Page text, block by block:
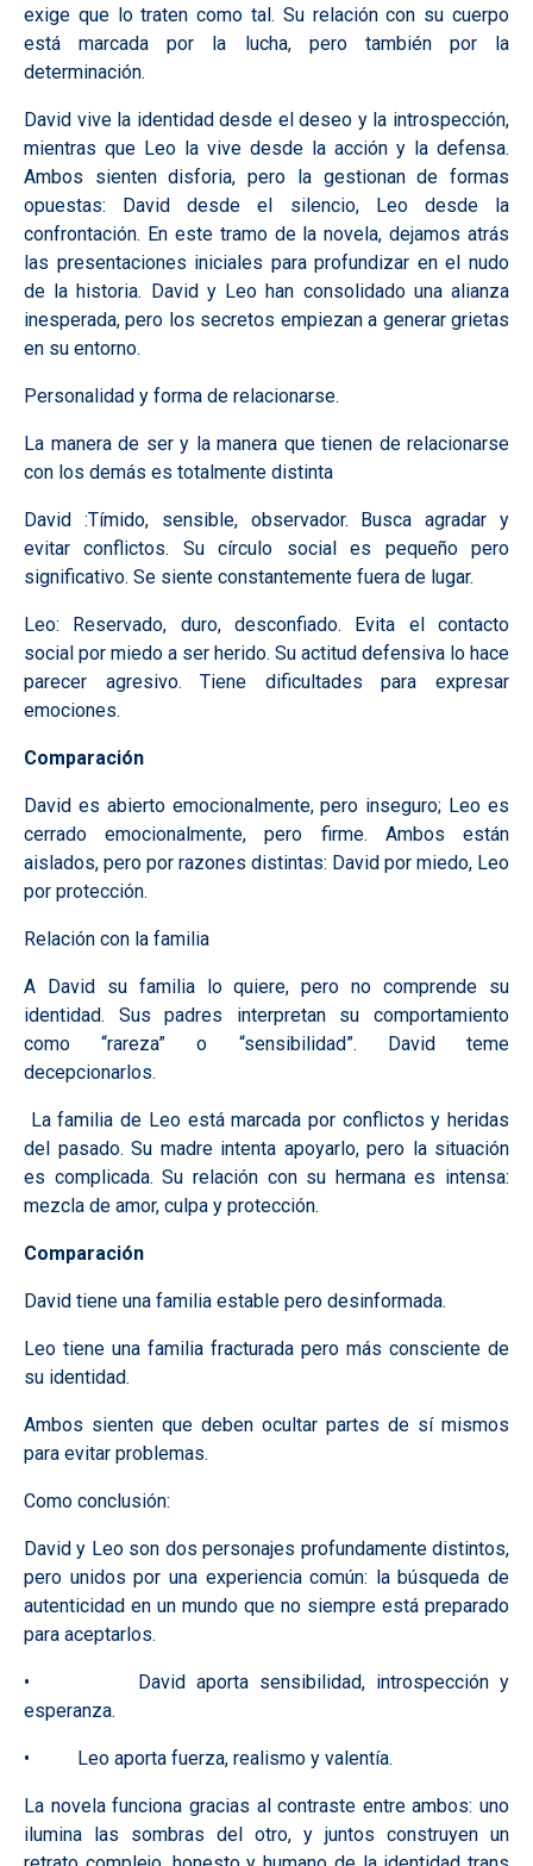
exige que lo traten como tal. Su relación con su cuerpo
está marcada por la lucha, pero también por la
determinación.
David vive la identidad desde el deseo y la introspección,
mientras que Leo la vive desde la acción y la defensa.
Ambos sienten disforia, pero la gestionan de formas
opuestas: David desde el silencio, Leo desde la
confrontación. En este tramo de la novela, dejamos atrás
las presentaciones iniciales para profundizar en el nudo
de la historia. David y Leo han consolidado una alianza
inesperada, pero los secretos empiezan a generar grietas
en su entorno.
Personalidad y forma de relacionarse.
La manera de ser y la manera que tienen de relacionarse
con los demás es totalmente distinta
David :Tímido, sensible, observador. Busca agradar y
evitar conflictos. Su círculo social es pequeño pero
significativo. Se siente constantemente fuera de lugar.
Leo: Reservado, duro, desconfiado. Evita el contacto
social por miedo a ser herido. Su actitud defensiva lo hace
parecer agresivo. Tiene dificultades para expresar
emociones.
Comparación
David es abierto emocionalmente, pero inseguro; Leo es
cerrado emocionalmente, pero firme. Ambos están
aislados, pero por razones distintas: David por miedo, Leo
por protección.
Relación con la familia
A David su familia lo quiere, pero no comprende su
identidad. Sus padres interpretan su comportamiento
como “rareza” o “sensibilidad”. David teme
decepcionarlos.
La familia de Leo está marcada por conflictos y heridas
del pasado. Su madre intenta apoyarlo, pero la situación
es complicada. Su relación con su hermana es intensa:
mezcla de amor, culpa y protección.
Comparación
David tiene una familia estable pero desinformada.
Leo tiene una familia fracturada pero más consciente de
su identidad.
Ambos sienten que deben ocultar partes de sí mismos
para evitar problemas.
Como conclusión:
David y Leo son dos personajes profundamente distintos,
pero unidos por una experiencia común: la búsqueda de
autenticidad en un mundo que no siempre está preparado
para aceptarlos.
• David aporta sensibilidad, introspección y
esperanza.
• Leo aporta fuerza, realismo y valentía.
La novela funciona gracias al contraste entre ambos: uno
ilumina las sombras del otro, y juntos construyen un